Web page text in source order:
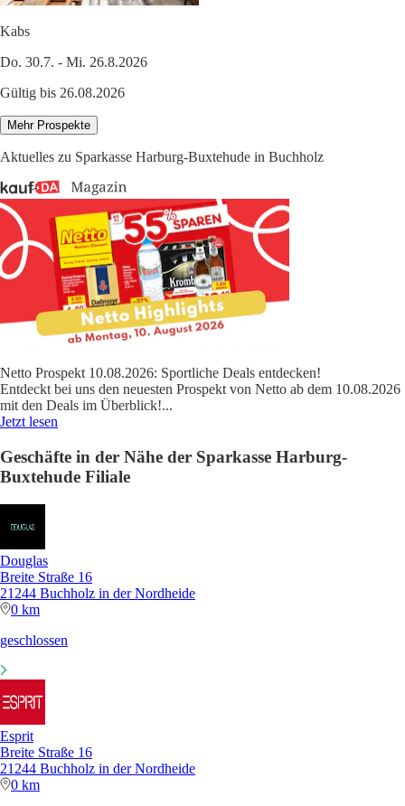
Kabs
Do. 30.7. - Mi. 26.8.2026
Gültig bis 26.08.2026
Mehr Prospekte
Aktuelles zu Sparkasse Harburg-Buxtehude in Buchholz
Netto Prospekt 10.08.2026: Sportliche Deals entdecken!
Entdeckt bei uns den neuesten Prospekt von Netto ab dem 10.08.2026
mit den Deals im Überblick!...
Jetzt lesen
Geschäfte in der Nähe der Sparkasse Harburg-
Buxtehude Filiale
Douglas
Breite Straße 16
21244 Buchholz in der Nordheide
0 km
geschlossen
Esprit
Breite Straße 16
21244 Buchholz in der Nordheide
0 km